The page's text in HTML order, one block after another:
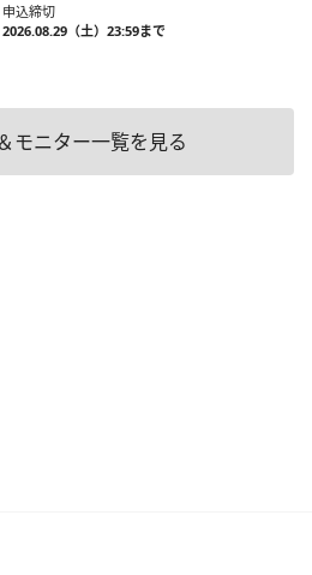
申込締切
2026.08.29（土）23:59まで
モニター一覧を見る